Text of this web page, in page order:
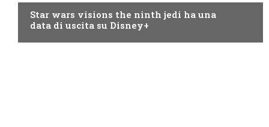
Star wars visions the ninth jedi ha una
data di uscita su Disney+